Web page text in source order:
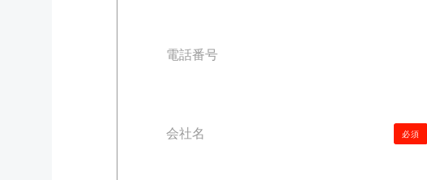
電話番号
会社名 必須